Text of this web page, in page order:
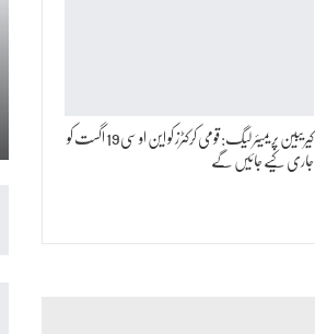
کیریبین پریمیئر لیگ: قومی کرکٹرز کو این او سی 19 اگست کو
جاری کیے جائیں گے